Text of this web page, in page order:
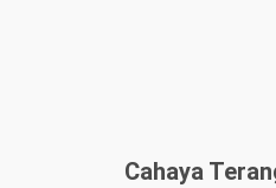
Cahaya